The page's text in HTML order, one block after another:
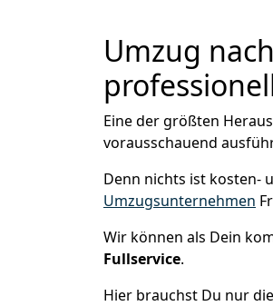
Umzug
Eine der größten
vorausschauend
Denn nichts ist kosten-
Umzugsunternehmen
Wir können als Dein
Fullservice.
Hier brauchst Du nur